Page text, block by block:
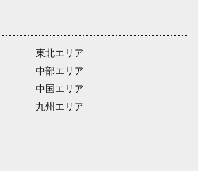
東北エリア
中部エリア
中国エリア
九州エリア